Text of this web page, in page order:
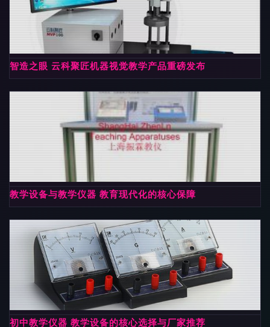
智造之眼 云科聚匠机器视觉教学产品重磅发布
教学设备与教学仪器 教育现代化的核心保障
初中教学仪器 教学设备的核心选择与厂家推荐